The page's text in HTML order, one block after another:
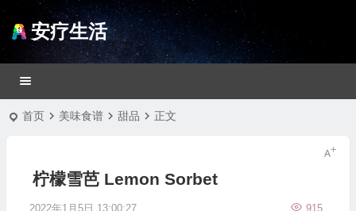
安疗生活
首页 美味食谱 甜品 正文
柠檬雪芭 Lemon Sorbet
2022年1月5日 13:00:27 915